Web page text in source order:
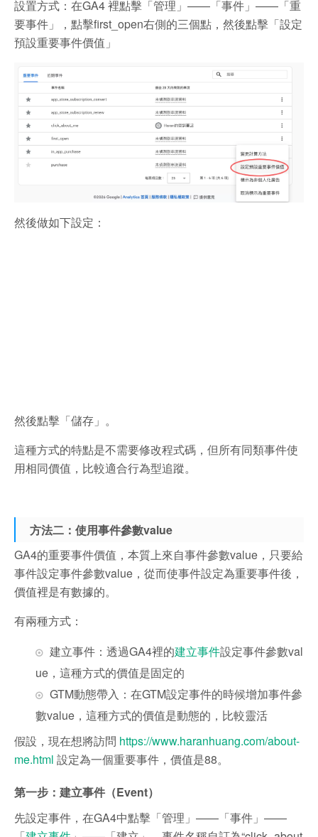
設置方式：在GA4 裡點擊「管理」——「事件」——「重
要事件」，點擊first_open右側的三個點，然後點擊「設定
預設重要事件價值」
然後做如下設定：
然後點擊「儲存」。
這種方式的特點是不需要修改程式碼，但所有同類事件使
用相同價值，比較適合行為型追蹤。
方法二：使用事件參數value
GA4的重要事件價值，本質上來自事件參數value，只要給
事件設定事件參數value，從而使事件設定為重要事件後，
價值裡是有數據的。
有兩種方式：
建立事件：透過GA4裡的建立事件設定事件參數val
ue，這種方式的價值是固定的
GTM動態帶入：在GTM設定事件的時候增加事件參
數value，這種方式的價值是動態的，比較靈活
假設，現在想將訪問 https://www.haranhuang.com/about-
me.html 設定為一個重要事件，價值是88。
第一步：建立事件（Event）
先設定事件，在GA4中點擊「管理」——「事件」——